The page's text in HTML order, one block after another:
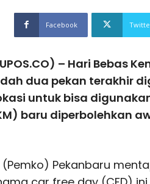
Facebook
– Hari Bebas
dua pekan terakhir
untuk bisa
baru diperbolehkan
Pekanbaru